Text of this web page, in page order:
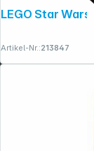
Artikel-Nr.:213847